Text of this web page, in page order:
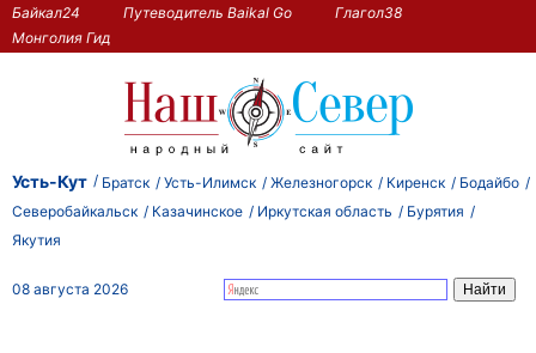
Байкал24 Путеводитель Baikal Go
Глагол38
Монголия Гид
Усть-Кут Братск Усть-Илимск Железногорск Киренск
Бодайбо
Северобайкальск
Казачинское Иркутская область
Бурятия
Якутия
08 августа 2026